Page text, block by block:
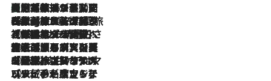
2026.8.5
【厳選旅コスメ】国内をあちこち移動する河井菜摘が選んだ夏旅ベストコスメ発表！「リラックスアイテムはマスト」【Mサイズジップ】
2026.8.4
【厳選旅コスメ】「紫外線＆乾燥対策しながらメイク感も！」ヘア＆メイクGeorgeが選んだ夏旅ベストコスメを発表！【Mサイズジップ】
2026.8.3
【厳選旅コスメ】「保湿もタイパ重視！」“サウナ好き”タレント清水みさとが愛用する夏旅ベストコスメを発表！【Mサイズジップ】
2026.8.2
【厳選旅コスメ】美容家・瀬戸麻実の夏旅ベストコスメを発表！「ストレスなく使えるクレンジング＆洗顔は必須」【Mサイズジップ】
2026.8.1
【厳選旅コスメ】「UV＆美白ケアはマスト！」フリーアナウンサー宇賀なつみの夏旅ベストコスメを発表！【Mサイズジップ】
2026.7.23
【リピート確定！】ハワイの名店ランチプレートとサンドイッチ、手が止まらない人気ドーナツ